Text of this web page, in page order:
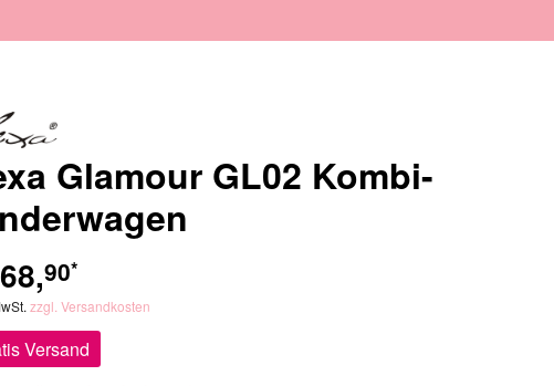
Glamour GL02 Kombi-
,90*
zzgl. Versandkosten
Versand